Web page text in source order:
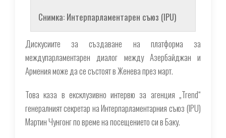
Снимка: Интерпарламентарен съюз (IPU)
Дискусиите за създаване на платформа за
междупарламентарен диалог между Азербайджан и
Армения може да се състоят в Женева през март.
Това каза в ексклузивно интервю за агенция „Trend“
генералният секретар на Интерпарламентарния съюз (IPU)
Мартин Чунгонг по време на посещението си в Баку.